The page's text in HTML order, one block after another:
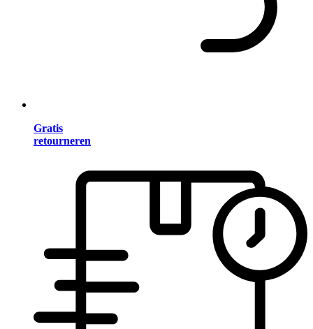
Gratis
retourneren